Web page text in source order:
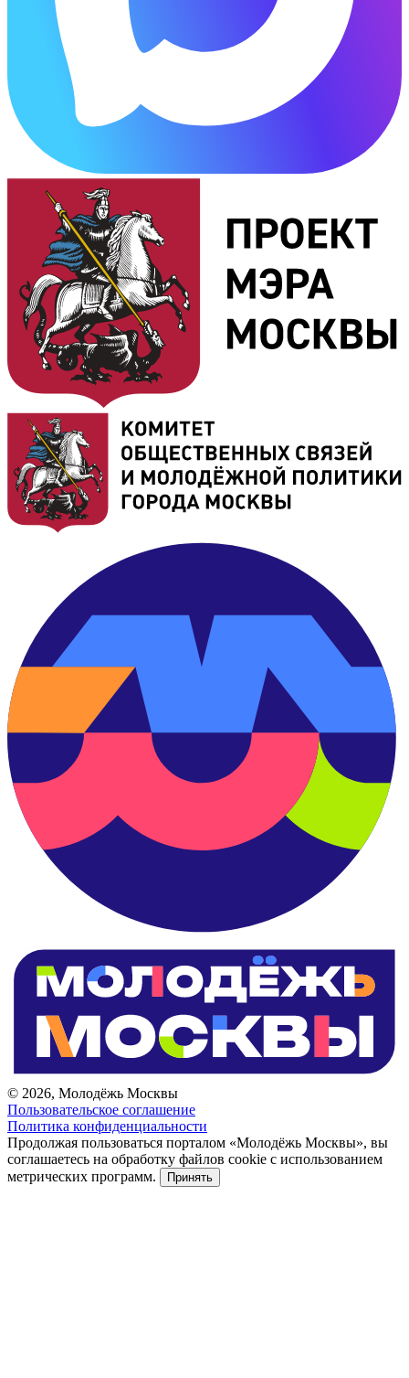
© 2026, Молодёжь Москвы
Пользовательское соглашение
Политика конфиденциальности
Продолжая пользоваться порталом «Молодёжь Москвы», вы
соглашаетесь на обработку файлов cookie с использованием
метрических программ.
Принять